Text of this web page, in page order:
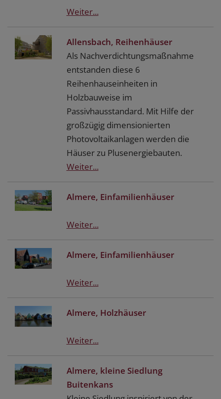
Weiter...
Allensbach, Reihenhäuser
Als Nachverdichtungsmaßnahme
entstanden diese 6
Reihenhauseinheiten in
Holzbauweise im
Passivhausstandard. Mit Hilfe der
großzügig dimensionierten
Photovoltaikanlagen werden die
Häuser zu Plusenergiebauten.
Weiter...
Almere, Einfamilienhäuser
Weiter...
Almere, Einfamilienhäuser
Weiter...
Almere, Holzhäuser
Weiter...
Almere, kleine Siedlung
Buitenkans